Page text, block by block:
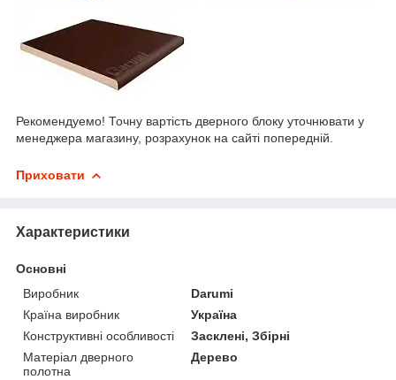
Рекомендуемо! Точну вартість дверного блоку уточнювати у
менеджера магазину, розрахунок на сайті попередній.
Приховати
Характеристики
Основні
Виробник
Darumi
Країна виробник
Україна
Конструктивні особливості
Засклені, Збірні
Матеріал дверного
полотна
Дерево